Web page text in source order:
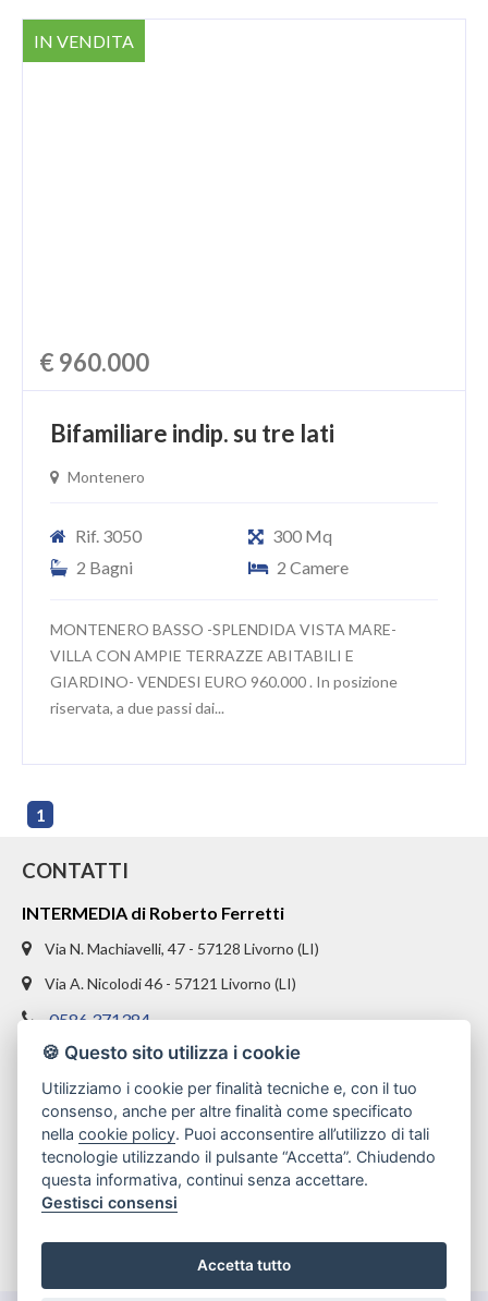
IN VENDITA
€ 960.000
Bifamiliare indip. su tre lati
Montenero
Rif. 3050
300 Mq
2 Bagni
2 Camere
MONTENERO BASSO -SPLENDIDA VISTA MARE-
VILLA CON AMPIE TERRAZZE ABITABILI E
GIARDINO- VENDESI EURO 960.000 . In posizione
riservata, a due passi dai...
1
CONTATTI
INTERMEDIA di Roberto Ferretti
Via N. Machiavelli, 47 - 57128 Livorno (LI)
Via A. Nicolodi 46 - 57121 Livorno (LI)
0586 371384
328 1654969
info@intermediaimmobiliare.com
🍪 Questo sito utilizza i cookie
Utilizziamo i cookie per finalità tecniche e, con il tuo
consenso, anche per altre finalità come specificato
nellacookie policy. Puoi acconsentire all’utilizzo di tali
tecnologie utilizzando il pulsante “Accetta”. Chiudendo
questa informativa, continui senza accettare.
Gestisci consensi
Accetta tutto